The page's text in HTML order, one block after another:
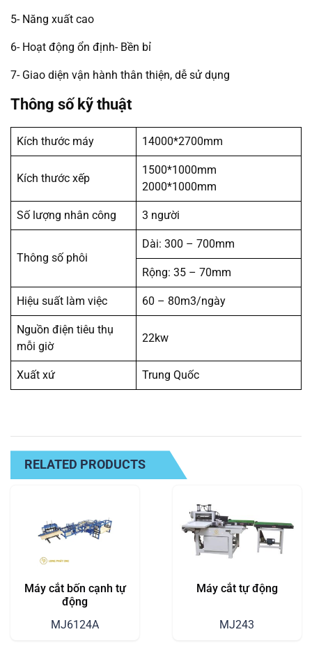
5- Năng xuất cao
6- Hoạt động ổn định- Bền bỉ
7- Giao diện vận hành thân thiện, dễ sử dụng
Thông số kỹ thuật
Kích thước máy 14000*2700mm
Kích thước xếp
1500*1000mm
2000*1000mm
Số lượng nhân công 3 người
Thông số phôi
Dài: 300 – 700mm
Rộng: 35 – 70mm
Hiệu suất làm việc 60 – 80m3/ngày
Nguồn điện tiêu thụ
mỗi giờ
22kw
Xuất xứ Trung Quốc
RELATED PRODUCTS
Máy cắt bốn cạnh tự
động
MJ6124A
Máy cắt tự động
MJ243